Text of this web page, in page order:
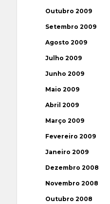
Outubro 2009
Setembro 2009
Agosto 2009
Julho 2009
Junho 2009
Maio 2009
Abril 2009
Março 2009
Fevereiro 2009
Janeiro 2009
Dezembro 2008
Novembro 2008
Outubro 2008